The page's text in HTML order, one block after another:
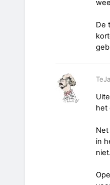
De
het
in
niet.